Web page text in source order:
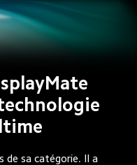
de sa catégorie. Il a